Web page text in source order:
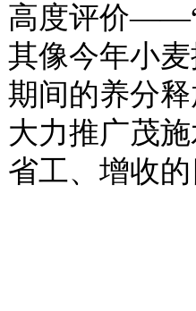
高度评价——“
其像今年小
期间的养分
大力推广茂
省工、增收的